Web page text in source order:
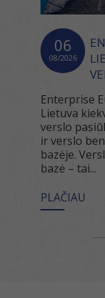
06
08/2026
Enterprise
Lietuva
verslo
ir verslo
bazėje.
bazė – tai...
PLAČIAU